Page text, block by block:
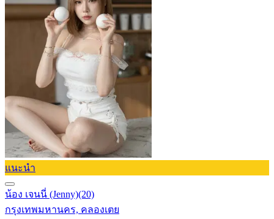
แนะนำ
น้อง เจนนี่ (Jenny)(20)
กรุงเทพมหานคร, คลองเตย